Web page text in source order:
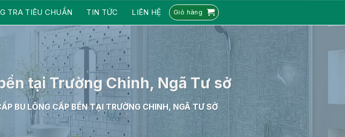
TRA TIÊU CHUẨN TIN TỨC LIÊN HỆ Giỏ hàng
tại Trường Chinh, Ngã Tư sở
BU LÔNG CẤP BỀN TẠI TRƯỜNG CHINH, NGÃ TƯ SỞ